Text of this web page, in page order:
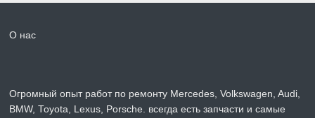
О нас
Огромный опыт работ по ремонту Mercedes, Volkswagen, Audi,
BMW, Toyota, Lexus, Porsche. всегда есть запчасти и самые